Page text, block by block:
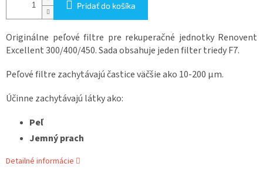
Pridať do košíka
Originálne peľové filtre pre rekuperačné jednotky Renovent
Excellent 300/400/450. Sada obsahuje jeden filter triedy F7.
Peľové filtre zachytávajú častice väčšie ako 10-200 μm.
Účinne zachytávajú látky ako:
Peľ
Jemný prach
Detailné informácie